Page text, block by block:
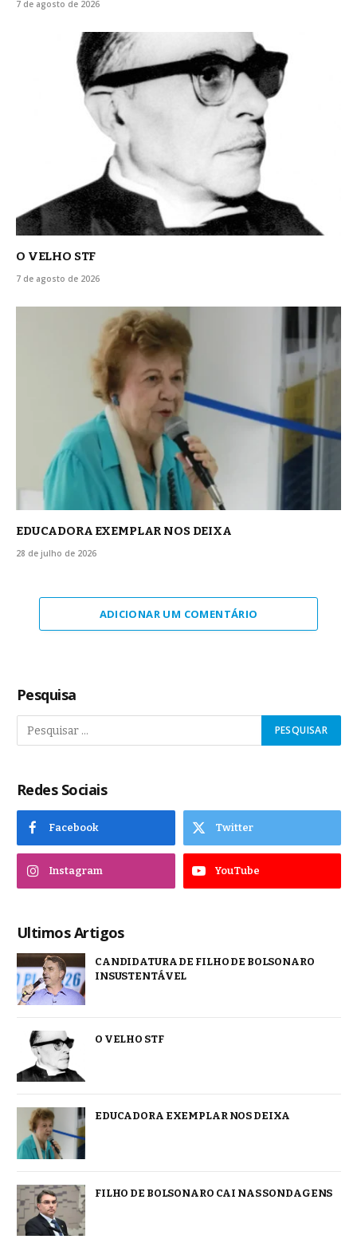
7 de agosto de 2026
O VELHO STF
7 de agosto de 2026
EDUCADORA EXEMPLAR NOS DEIXA
28 de julho de 2026
ADICIONAR UM COMENTÁRIO
Pesquisa
Redes Sociais
Facebook Twitter
Instagram YouTube
Ultimos Artigos
CANDIDATURA DE FILHO DE BOLSONARO
INSUSTENTÁVEL
O VELHO STF
EDUCADORA EXEMPLAR NOS DEIXA
FILHO DE BOLSONARO CAI NAS SONDAGENS